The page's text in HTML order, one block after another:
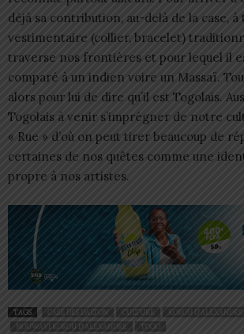
déjà sa contribution, au-delà de la case,
vestimentaire (collier, bracelet)
traverse nos frontières et pour lequel il
comparé à un indien voire un Massaï.
alors pour lui de dire qu’il est Togolais.
Togolais à venir s’imprégner de notre
« Rue » d’où on peut tirer beaucoup de
certaines de nos quêtes comme une
propre à nos artistes.
TAGS CASE DES DALTON CULTURE
KOKOU D’ALEXANDRE
NOUWAVI KOKOU D’ALEXANDRE
TOGO